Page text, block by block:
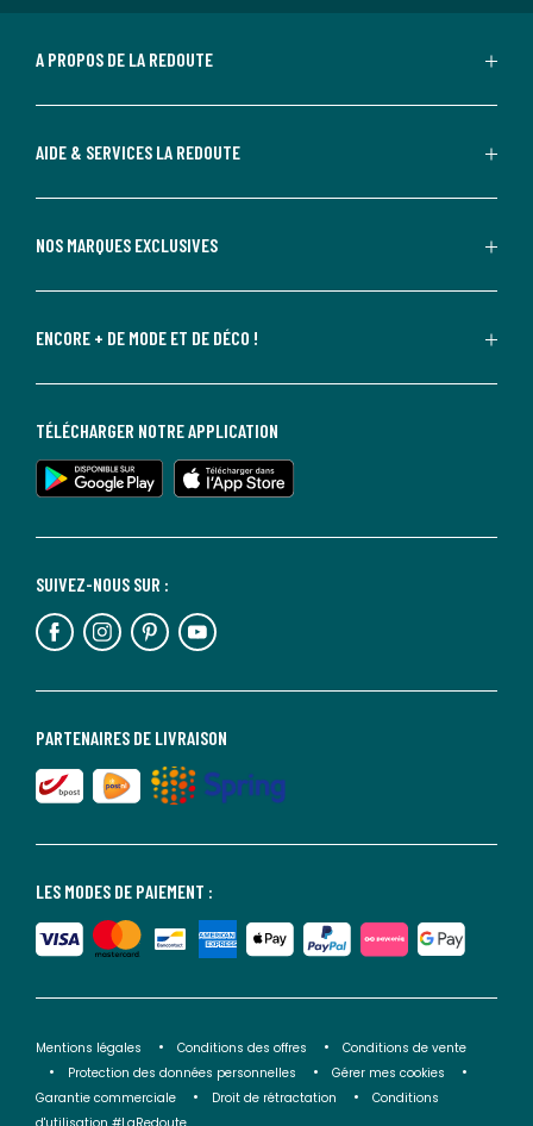
A PROPOS DE LA REDOUTE
AIDE & SERVICES LA REDOUTE
NOS MARQUES EXCLUSIVES
ENCORE + DE MODE ET DE DÉCO !
LES MODES DE PAIEMENT :
PARTENAIRES DE LIVRAISON
SUIVEZ-NOUS SUR :
TÉLÉCHARGER NOTRE APPLICATION
Mentions légales Conditions des offres
Conditions de vente
Protection des données personnelles
Gérer mes cookies
Garantie commerciale
Droit de rétractation
Conditions